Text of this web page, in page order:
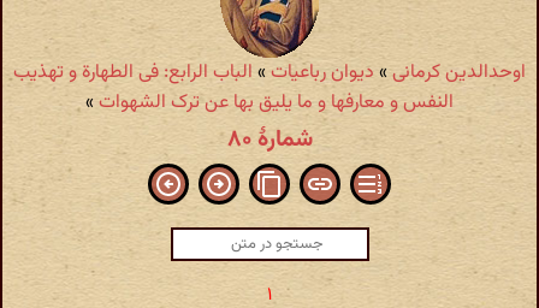
اوحدالدین کرمانی» دیوان رباعیات» الباب الرابع: فی الطهارة و تهذیب
النفس و معارفها و ما یلیق بها عن ترک الشهوات»
شمارهٔ ۸۰